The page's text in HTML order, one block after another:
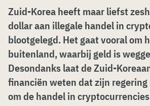
Zuid-Korea heeft maar liefst
dollar aan illegale handel in
blootgelegd. Het gaat vooral om
buitenland, waarbij geld is
Desondanks laat de Zuid-
financiën weten dat zijn
om de handel in